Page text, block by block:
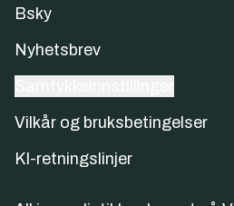
Bsky
Nyhetsbrev
Vilkår og bruksbetingelser
KI-retningslinjer